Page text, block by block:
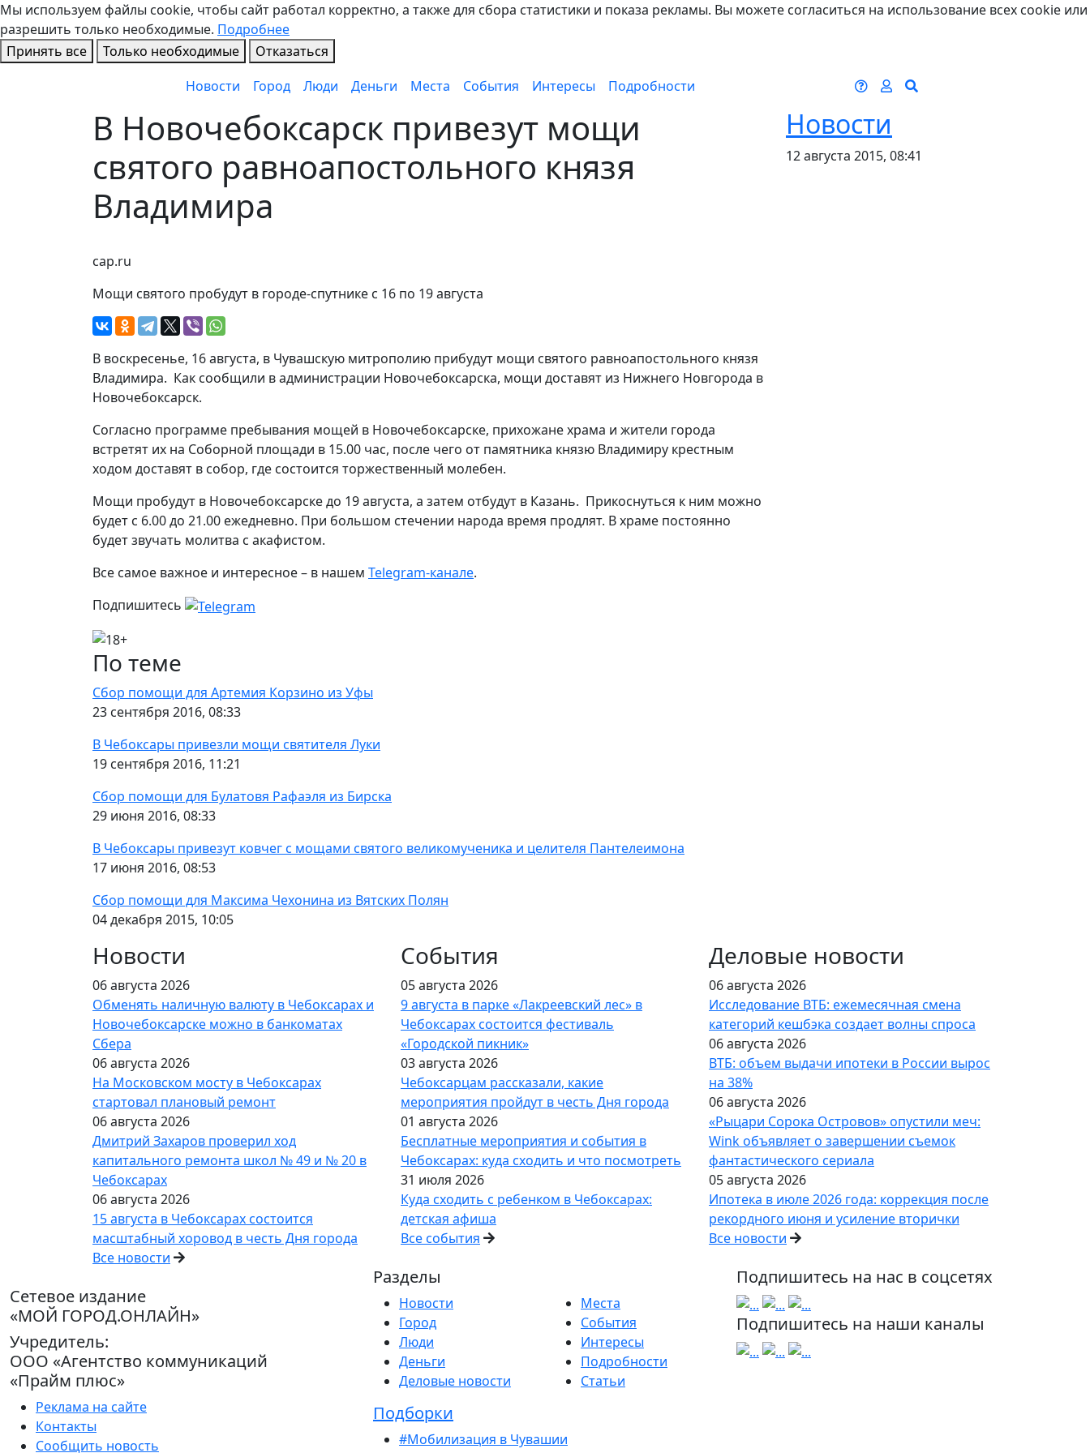
Мы используем файлы cookie, чтобы сайт работал корректно, а также для сбора статистики и показа рекламы. Вы можете согласиться на использование всех cookie или
разрешить только необходимые. Подробнее
Принять все
Только необходимые
Отказаться
Новости
Город Люди Деньги Места События Интересы Подробности
В Новочебоксарск привезут мощи
святого равноапостольного князя
Владимира
Новости
12 августа 2015, 08:41
cap.ru
Мощи святого пробудут в городе-спутнике с 16 по 19 августа
В воскресенье, 16 августа, в Чувашскую митрополию прибудут мощи святого равноапостольного князя
Владимира. Как сообщили в администрации Новочебоксарска, мощи доставят из Нижнего Новгорода в
Новочебоксарск.
Согласно программе пребывания мощей в Новочебоксарске, прихожане храма и жители города
встретят их на Соборной площади в 15.00 час, после чего от памятника князю Владимиру крестным
ходом доставят в собор, где состоится торжественный молебен.
Мощи пробудут в Новочебоксарске до 19 августа, а затем отбудут в Казань. Прикоснуться к ним можно
будет с 6.00 до 21.00 ежедневно. При большом стечении народа время продлят. В храме постоянно
будет звучать молитва с акафистом.
Все самое важное и интересное – в нашем Telegram-канале.
Подпишитесь
По теме
Сбор помощи для Артемия Корзино из Уфы
23 сентября 2016, 08:33
В Чебоксары привезли мощи святителя Луки
19 сентября 2016, 11:21
Сбор помощи для Булатовя Рафаэля из Бирска
29 июня 2016, 08:33
В Чебоксары привезут ковчег с мощами святого великомученика и целителя Пантелеимона
17 июня 2016, 08:53
Сбор помощи для Максима Чехонина из Вятских Полян
04 декабря 2015, 10:05
Новости
06 августа 2026
Обменять наличную валюту в Чебоксарах и
Новочебоксарске можно в банкоматах
Сбера
06 августа 2026
На Московском мосту в Чебоксарах
стартовал плановый ремонт
06 августа 2026
Дмитрий Захаров проверил ход
капитального ремонта школ № 49 и № 20 в
Чебоксарах
06 августа 2026
15 августа в Чебоксарах состоится
масштабный хоровод в честь Дня города
Все новости
События
05 августа 2026
9 августа в парке «Лакреевский лес» в
Чебоксарах состоится фестиваль
«Городской пикник»
03 августа 2026
Чебоксарцам рассказали, какие
мероприятия пройдут в честь Дня города
01 августа 2026
Бесплатные мероприятия и события в
Чебоксарах: куда сходить и что посмотреть
31 июля 2026
Куда сходить с ребенком в Чебоксарах:
детская афиша
Все события
Деловые новости
06 августа 2026
Исследование ВТБ: ежемесячная смена
категорий кешбэка создает волны спроса
06 августа 2026
ВТБ: объем выдачи ипотеки в России вырос
на 38%
06 августа 2026
«Рыцари Сорока Островов» опустили меч:
Wink объявляет о завершении съемок
фантастического сериала
05 августа 2026
Ипотека в июле 2026 года: коррекция после
рекордного июня и усиление вторички
Все новости
Сетевое издание
«МОЙ ГОРОД.ОНЛАЙН»
Учредитель:
ООО «Агентство коммуникаций
«Прайм плюс»
Реклама на сайте
Контакты
Сообщить новость
Разделы
Новости
Город
Люди
Деньги
Деловые новости
Места
События
Интересы
Подробности
Статьи
Подборки
#Мобилизация в Чувашии
Подпишитесь на нас в соцсетях
Подпишитесь на наши каналы